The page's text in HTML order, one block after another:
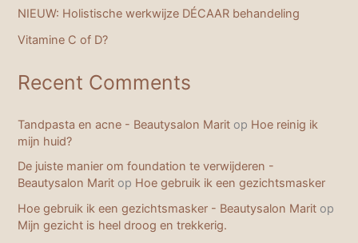
NIEUW: Holistische werkwijze DÉCAAR behandeling
Vitamine C of D?
Recent Comments
Tandpasta en acne - Beautysalon Marit op Hoe reinig ik
mijn huid?
De juiste manier om foundation te verwijderen -
Beautysalon Marit op Hoe gebruik ik een gezichtsmasker
Hoe gebruik ik een gezichtsmasker - Beautysalon Marit op
Mijn gezicht is heel droog en trekkerig.